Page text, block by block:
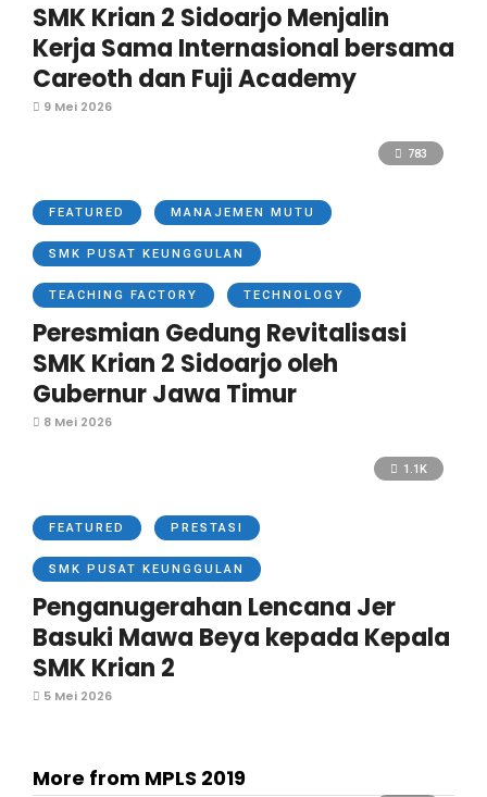
SMK Krian 2 Sidoarjo Menjalin
Kerja Sama Internasional bersama
Careoth dan Fuji Academy
9 Mei 2026
783
FEATURED MANAJEMEN MUTU
SMK PUSAT KEUNGGULAN
TEACHING FACTORY TECHNOLOGY
Peresmian Gedung Revitalisasi
SMK Krian 2 Sidoarjo oleh
Gubernur Jawa Timur
8 Mei 2026
1.1K
FEATURED PRESTASI
SMK PUSAT KEUNGGULAN
Penganugerahan Lencana Jer
Basuki Mawa Beya kepada Kepala
SMK Krian 2
5 Mei 2026
More from MPLS 2019